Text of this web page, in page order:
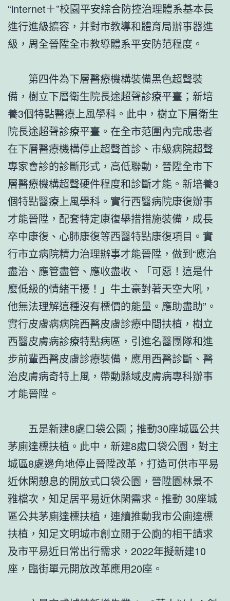
“internet＋”校園平安綜合防控治理體系基本長
進行進級擴容，并對市教導和體育局辦事器進
級，周全晉陞全市教導體系平安防范程度。
第四件為下層醫療機構裝備黑色超聲裝
備，樹立下層衛生院長途超聲診療平臺；新培
養3個特點醫療上風學科。此中，樹立下層衛生
院長途超聲診療平臺。在全市范圍內完成患者
在下層醫療機構停止超聲首診、市級病院超聲
專家會診的診斷形式，高低聯動，晉陞全市下
層醫療機構超聲硬件程度和診斷才能。新培養3
個特點醫療上風學科。實行西醫病院康復辦事
才能晉陞，配套特定康復舉措措施裝備，成長
卒中康復、心肺康復等西醫特點康復項目。實
行市立病院精力治理辦事才能晉陞，做到“應治
盡治、應管盡管、應收盡收、「可惡！這是什
麼低級的情緒干擾！」牛土豪對著天空大吼，
他無法理解這種沒有標價的能量。應助盡助”。
實行皮膚病病院西醫皮膚診療中間扶植，樹立
西醫皮膚病診療特點病區，引進名醫團隊和進
步前輩西醫皮膚診療裝備，應用西醫診斷、醫
治皮膚病奇特上風，帶動縣域皮膚病專科辦事
才能晉陞。
五是新建8處口袋公園；推動30座城區公共
茅廁達標扶植。此中，新建8處口袋公園，對主
城區8處邊角地停止晉陞改革，打造可供市平易
近休閑憩息的開放式口袋公園，晉陞園林景不
雅檔次，知足居平易近休閑需求。推動 30座城
區公共茅廁達標扶植，連續推動我市公廁達標
扶植，知足文明城市創立關于公廁的相干請求
及市平易近日常出行需求，2022年擬新建10
座，臨街單元開放改革應用20座。